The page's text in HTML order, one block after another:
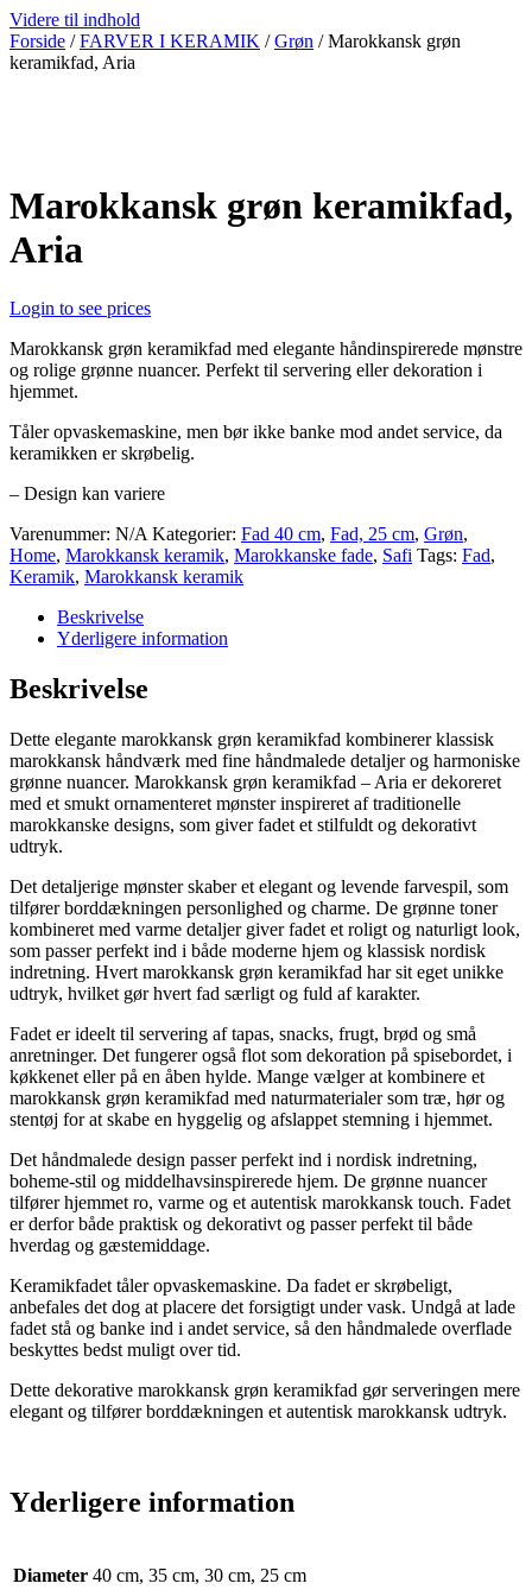
Videre til indhold
Forside /FARVER I KERAMIK /Grøn / Marokkansk grøn
keramikfad, Aria
Marokkansk grøn keramikfad,
Aria
Login to see prices
Marokkansk grøn keramikfad med elegante håndinspirerede mønstre
og rolige grønne nuancer. Perfekt til servering eller dekoration i
hjemmet.
Tåler opvaskemaskine, men bør ikke banke mod andet service, da
keramikken er skrøbelig.
– Design kan variere
Varenummer: N/A Kategorier: Fad 40 cm, Fad, 25 cm, Grøn,
Home, Marokkansk keramik, Marokkanske fade, Safi Tags: Fad,
Keramik, Marokkansk keramik
Beskrivelse
Yderligere information
Beskrivelse
Dette elegante marokkansk grøn keramikfad kombinerer klassisk
marokkansk håndværk med fine håndmalede detaljer og harmoniske
grønne nuancer. Marokkansk grøn keramikfad – Aria er dekoreret
med et smukt ornamenteret mønster inspireret af traditionelle
marokkanske designs, som giver fadet et stilfuldt og dekorativt
udtryk.
Det detaljerige mønster skaber et elegant og levende farvespil, som
tilfører borddækningen personlighed og charme. De grønne toner
kombineret med varme detaljer giver fadet et roligt og naturligt look,
som passer perfekt ind i både moderne hjem og klassisk nordisk
indretning. Hvert marokkansk grøn keramikfad har sit eget unikke
udtryk, hvilket gør hvert fad særligt og fuld af karakter.
Fadet er ideelt til servering af tapas, snacks, frugt, brød og små
anretninger. Det fungerer også flot som dekoration på spisebordet, i
køkkenet eller på en åben hylde. Mange vælger at kombinere et
marokkansk grøn keramikfad med naturmaterialer som træ, hør og
stentøj for at skabe en hyggelig og afslappet stemning i hjemmet.
Det håndmalede design passer perfekt ind i nordisk indretning,
boheme-stil og middelhavsinspirerede hjem. De grønne nuancer
tilfører hjemmet ro, varme og et autentisk marokkansk touch. Fadet
er derfor både praktisk og dekorativt og passer perfekt til både
hverdag og gæstemiddage.
Keramikfadet tåler opvaskemaskine. Da fadet er skrøbeligt,
anbefales det dog at placere det forsigtigt under vask. Undgå at lade
fadet stå og banke ind i andet service, så den håndmalede overflade
beskyttes bedst muligt over tid.
Dette dekorative marokkansk grøn keramikfad gør serveringen mere
elegant og tilfører borddækningen et autentisk marokkansk udtryk.
Yderligere information
Diameter 40 cm, 35 cm, 30 cm, 25 cm